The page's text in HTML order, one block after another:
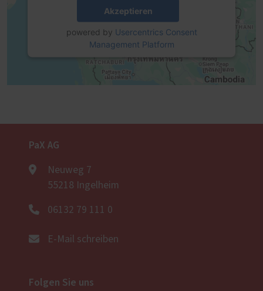
Akzeptieren
powered by Usercentrics Consent
Management Platform
PaX AG
Neuweg 7
55218 Ingelheim
06132 79 111 0
E-Mail schreiben
Folgen Sie uns